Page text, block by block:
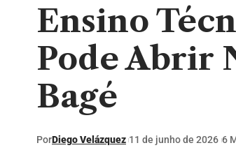
Ensino
Pode Abrir
Bagé
PorDiego Velázquez 11 de junho de 2026 6